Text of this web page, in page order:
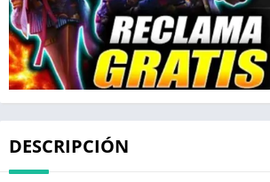
DESCRIPCIÓN